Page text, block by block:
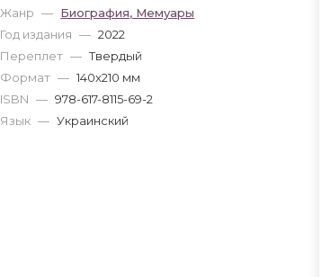
Жанр — Биография, Мемуары
Год издания — 2022
Переплет — Твердый
Формат — 140x210 мм
ISBN — 978-617-8115-69-2
Язык — Украинский